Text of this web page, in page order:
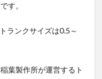
す。
ランクサイズは0.5～
葉製作所が運営するト